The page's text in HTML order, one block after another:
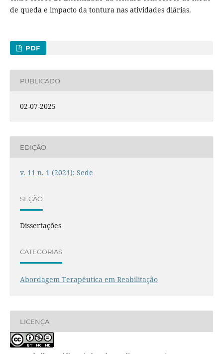
de queda e impacto da tontura nas atividades diárias.
PDF
PUBLICADO
02-07-2025
EDIÇÃO
v. 11 n. 1 (2021): Sede
SEÇÃO
Dissertações
CATEGORIAS
Abordagem Terapêutica em Reabilitação
LICENÇA